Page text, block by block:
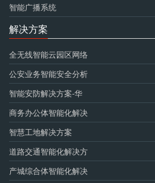
智能广播系统
解决方案
全无线智能云园区网络
公安业务智能安全分析
智能安防解决方案-华
商务办公体智能化解决
智慧工地解决方案
道路交通智能化解决方
产城综合体智能化解决